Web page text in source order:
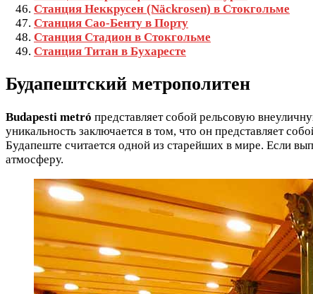
Станция Неккрусен (Näckrosen) в Стокгольме
Станция Сао-Бенту в Порту
Станция Стадион в Стокгольме
Станция Титан в Бухаресте
Будапештский метрополитен
Budapesti metró представляет собой рельсовую
уникальность заключается в том, что он представляет
Будапеште считается одной из старейших в мире. Если
атмосферу.